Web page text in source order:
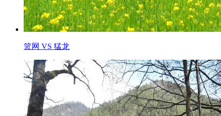
篮网 VS 猛龙